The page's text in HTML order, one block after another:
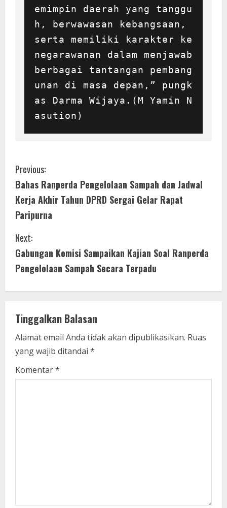
emimpin daerah yang tanggu
h, berwawasan kebangsaan,
serta memiliki karakter ke
negarawanan dalam menjawab
berbagai tantangan pembang
unan di masa depan,” pungk
as Darma Wijaya.(M Yamin N
asution)
C
o
n
t
i
n
u
e
R
e
a
Previous:
Bahas Ranperda Pengelolaan Sampah dan Jadwal
Kerja Akhir Tahun DPRD Sergai Gelar Rapat
Paripurna
Next:
Gabungan Komisi Sampaikan Kajian Soal Ranperda
Pengelolaan Sampah Secara Terpadu
Tinggalkan Balasan
Alamat email Anda tidak akan dipublikasikan. Ruas
yang wajib ditandai *
Komentar*